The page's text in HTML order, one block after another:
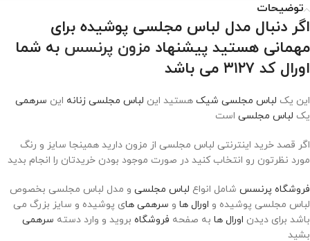
توضیحات
اگر دنبال مدل لباس مجلسی پوشیده برای
مهمانی هستید پیشنهاد مزون پرنسس به شما
اورال کد ۳۱۲۷ می باشد
این یک لباس مجلسی شیک هستید این لباس مجلسی زنانه این سرهمی
یک لباس مجلسی است
اگر قصد خرید اینترنتی لباس مجلسی از مزون دارید همینجا سایز و رنگ
مورد نظرتون رو انتخاب کنید در صورت موجود بودن خریدتان را انجام بدید
فروشگاه پرنسس شامل انواع لباس مجلسی و مدل لباس مجلسی بخصوص
لباس مجلسی پوشیده و اورال ها و سرهمی های پوشیده و سایز بزرگ می
باشد برای دیدن اورال ها به صفحه فروشگاه بروید و وارد دسته سرهمی
بشید